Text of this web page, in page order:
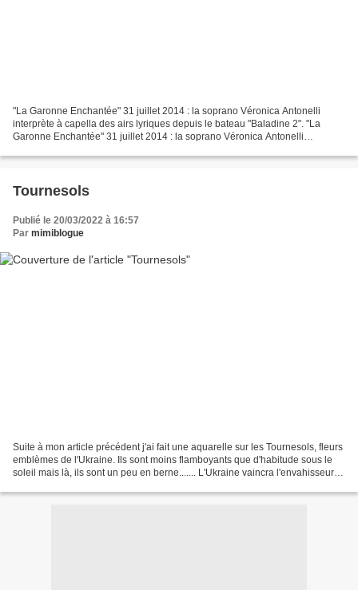
"La Garonne Enchantée" 31 juillet 2014 : la soprano Véronica Antonelli
interprète à capella des airs lyriques depuis le bateau "Baladine 2". "La
Garonne Enchantée" 31 juillet 2014 : la soprano Véronica Antonelli
Tournesols
Publié le 20/03/2022 à 16:57
Par mimiblogue
Suite à mon article précédent j'ai fait une aquarelle sur les Tournesols, fleurs
emblèmes de l'Ukraine. Ils sont moins flamboyants que d'habitude sous le
soleil mais là, ils sont un peu en berne....... L'Ukraine vaincra l'envahisseur et